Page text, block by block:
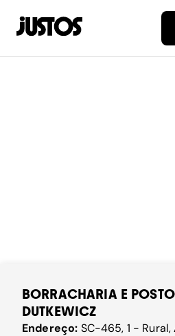
BORRACHARIA E
DUTKEWICZ
Endereço: SC-465, 1 -